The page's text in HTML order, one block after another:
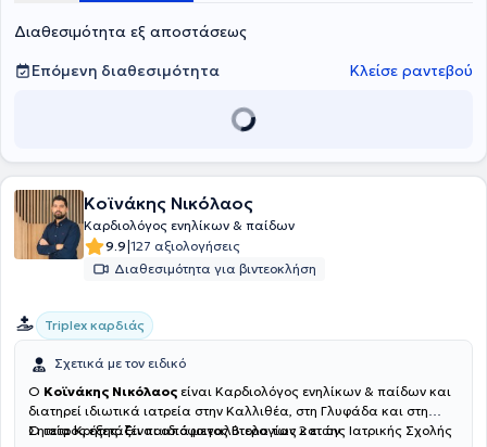
υπηρεσιών, εξατομικευμένες για τις ανάγκες του κάθε ασθενούς.
Διαθεσιμότητα εξ αποστάσεως
Επόμενη διαθεσιμότητα
Κλείσε ραντεβού
Κοϊνάκης Νικόλαος
Καρδιολόγος ενηλίκων & παίδων
9.9|127 αξιολογήσεις
Διαθεσιμότητα για βιντεοκλήση
Triplex καρδιάς
Σχετικά με τον ειδικό
Ο Κοϊνάκης Νικόλαος είναι Καρδιολόγος ενηλίκων & παίδων και
διατηρεί ιδιωτικά ιατρεία στην Καλλιθέα, στη Γλυφάδα και στη
Σητεία Κρήτης. Είναι απόφοιτος Βιολογίας και της Ιατρικής Σχολής
Ο ιατρός εξετάζει παιδιά μεγαλύτερα των 2 ετών.